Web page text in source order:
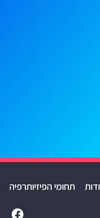
תחומי הפיזיותרפיה